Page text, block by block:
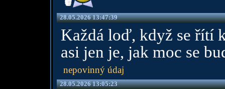
28.05.2026 13:47:39
Každá loď, když se řítí
asi jen je, jak moc se
nepovinný údaj
28.05.2026 13:05:23